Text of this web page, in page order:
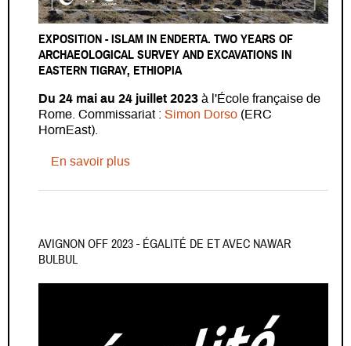
EXPOSITION - ISLAM IN ENDERTA. TWO YEARS OF
ARCHAEOLOGICAL SURVEY AND EXCAVATIONS IN
EASTERN TIGRAY, ETHIOPIA
Du 24 mai au 24 juillet 2023 à l'École française de
Rome. Commissariat : Simon Dorso (ERC
HornEast).
En savoir plussur Exposition - Islam in Enderta. Two
AVIGNON OFF 2023 - ÉGALITÉ DE ET AVEC NAWAR
BULBUL